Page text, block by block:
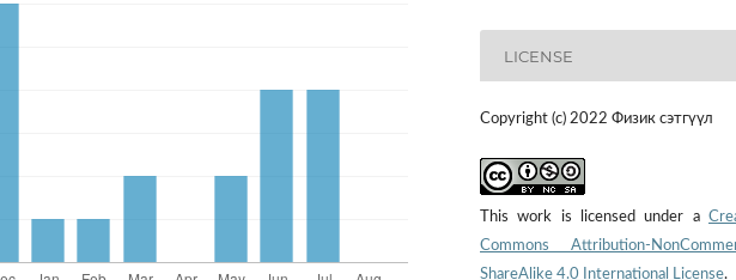
LICENSE
Copyright (c) 2022 Физик сэтгүүл
This work is licensed under a
Commons Attribution-
ShareAlike 4.0 International License.